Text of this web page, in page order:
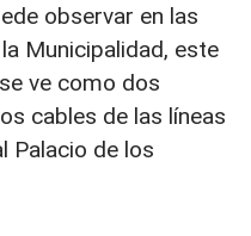
observar en las
Municipalidad, este
ve como dos
cables de las líneas
Palacio de los